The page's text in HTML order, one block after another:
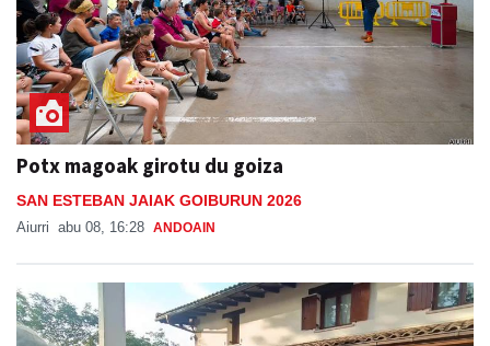
Potx magoak girotu du goiza
SAN ESTEBAN JAIAK GOIBURUN 2026
Aiurri abu 08, 16:28 ANDOAIN